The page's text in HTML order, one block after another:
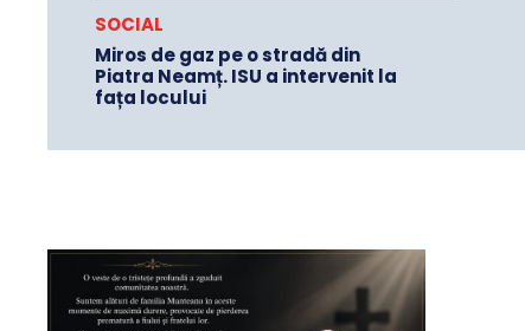
SOCIAL
Miros de gaz pe o stradă din
Piatra Neamț. ISU a intervenit la
fața locului